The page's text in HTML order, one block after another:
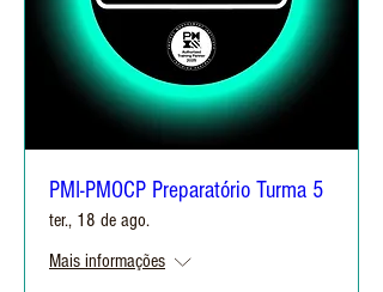
PMI-PMOCP Preparatório Turma 5
ter., 18 de ago.
Mais informações